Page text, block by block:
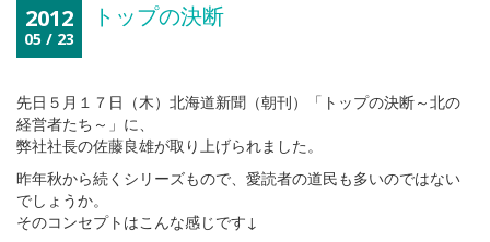
2012
05 / 23
トップの決断
先日５月１７日（木）北海道新聞（朝刊）「トップの決断～北の
経営者たち～」に、
弊社社長の佐藤良雄が取り上げられました。
昨年秋から続くシリーズもので、愛読者の道民も多いのではない
でしょうか。
そのコンセプトはこんな感じです↓